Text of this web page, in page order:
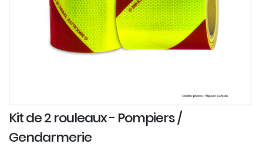
Kit de 2 rouleaux - Pompiers /
Gendarmerie